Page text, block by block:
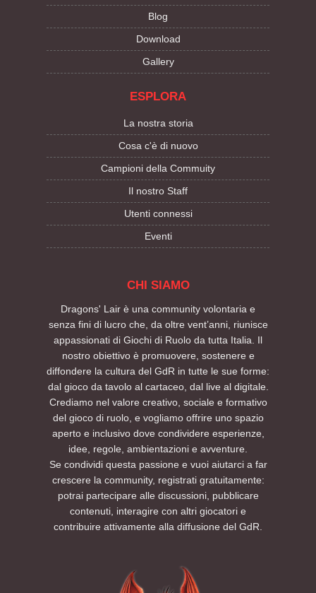
Blog
Download
Gallery
ESPLORA
La nostra storia
Cosa c'è di nuovo
Campioni della Commuity
Il nostro Staff
Utenti connessi
Eventi
CHI SIAMO
Dragons' Lair è una community volontaria e
senza fini di lucro che, da oltre vent’anni, riunisce
appassionati di Giochi di Ruolo da tutta Italia. Il
nostro obiettivo è promuovere, sostenere e
diffondere la cultura del GdR in tutte le sue forme:
dal gioco da tavolo al cartaceo, dal live al digitale.
Crediamo nel valore creativo, sociale e formativo
del gioco di ruolo, e vogliamo offrire uno spazio
aperto e inclusivo dove condividere esperienze,
idee, regole, ambientazioni e avventure.
Se condividi questa passione e vuoi aiutarci a far
crescere la community, registrati gratuitamente:
potrai partecipare alle discussioni, pubblicare
contenuti, interagire con altri giocatori e
contribuire attivamente alla diffusione del GdR.